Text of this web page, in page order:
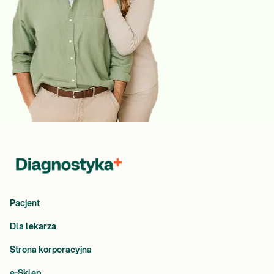
Pacjent
Dla lekarza
Strona korporacyjna